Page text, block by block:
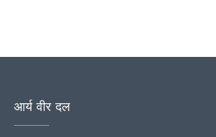
आर्य वीर दल